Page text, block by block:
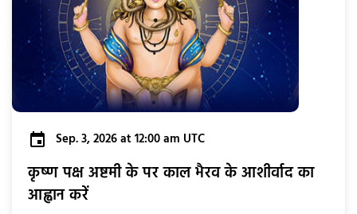
Sep. 3, 2026 at 12:00 am UTC
कृष्ण पक्ष अष्टमी के पर काल भैरव के आशीर्वाद का
आह्वान करें